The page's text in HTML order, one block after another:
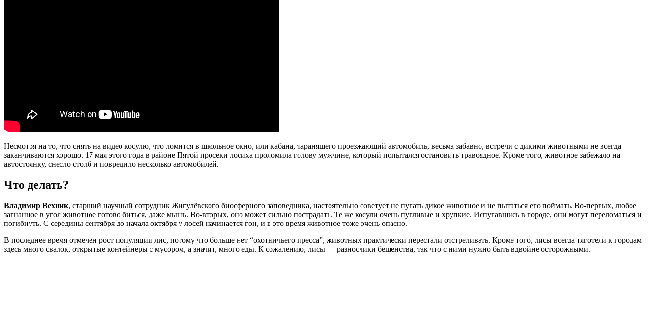
Несмотря на то, что снять на видео косулю, что ломится в школьное окно, или кабана, таранящего проезжающий автомобиль, весьма забавно, встречи с дикими животными не всегда
заканчиваются хорошо. 17 мая этого года в районе Пятой просеки лосиха проломила голову мужчине, который попытался остановить травоядное. Кроме того, животное забежало на
автостоянку, снесло столб и повредило несколько автомобилей.
Что делать?
Владимир Вехник, старший научный сотрудник Жигулёвского биосферного заповедника, настоятельно советует не пугать дикое животное и не пытаться его поймать. Во-первых, любое
загнанное в угол животное готово биться, даже мышь. Во-вторых, оно может сильно пострадать. Те же косули очень пугливые и хрупкие. Испугавшись в городе, они могут переломаться и
погибнуть. С середины сентября до начала октября у лосей начинается гон, и в это время животное тоже очень опасно.
В последнее время отмечен рост популяции лис, потому что больше нет “охотничьего пресса”, животных практически перестали отстреливать. Кроме того, лисы всегда тяготели к городам —
здесь много свалок, открытые контейнеры с мусором, а значит, много еды. К сожалению, лисы — разносчики бешенства, так что с ними нужно быть вдвойне осторожными.